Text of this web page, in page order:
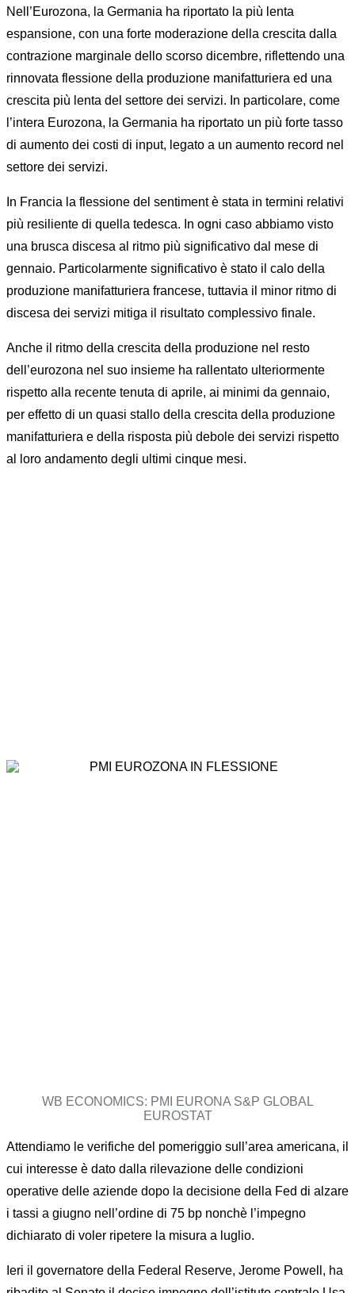
Nell’Eurozona, la Germania ha riportato la più lenta
espansione, con una forte moderazione della crescita dalla
contrazione marginale dello scorso dicembre, riflettendo una
rinnovata flessione della produzione manifatturiera ed una
crescita più lenta del settore dei servizi. In particolare, come
l’intera Eurozona, la Germania ha riportato un più forte tasso
di aumento dei costi di input, legato a un aumento record nel
settore dei servizi.
In Francia la flessione del sentiment è stata in termini relativi
più resiliente di quella tedesca. In ogni caso abbiamo visto
una brusca discesa al ritmo più significativo dal mese di
gennaio. Particolarmente significativo è stato il calo della
produzione manifatturiera francese, tuttavia il minor ritmo di
discesa dei servizi mitiga il risultato complessivo finale.
Anche il ritmo della crescita della produzione nel resto
dell’eurozona nel suo insieme ha rallentato ulteriormente
rispetto alla recente tenuta di aprile, ai minimi da gennaio,
per effetto di un quasi stallo della crescita della produzione
manifatturiera e della risposta più debole dei servizi rispetto
al loro andamento degli ultimi cinque mesi.
WB ECONOMICS: PMI EURONA S&P GLOBAL
EUROSTAT
Attendiamo le verifiche del pomeriggio sull’area americana, il
cui interesse è dato dalla rilevazione delle condizioni
operative delle aziende dopo la decisione della Fed di alzare
i tassi a giugno nell’ordine di 75 bp nonchè l’impegno
dichiarato di voler ripetere la misura a luglio.
Ieri il governatore della Federal Reserve, Jerome Powell, ha